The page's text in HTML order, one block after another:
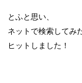
とふと思い、
ネットで検索してみ
ヒットしました！